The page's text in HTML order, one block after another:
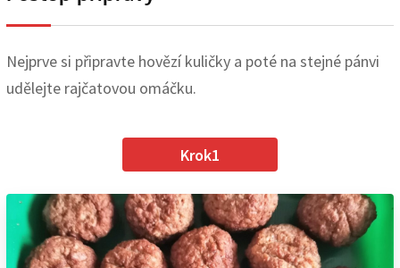
Nejprve si připravte hovězí kuličky a poté na stejné pánvi
udělejte rajčatovou omáčku.
Krok1